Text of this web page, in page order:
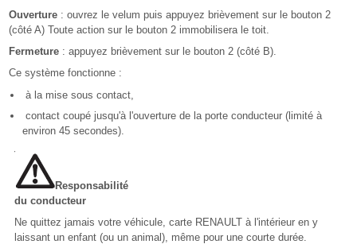
Ouverture : ouvrez le velum puis appuyez brièvement sur le bouton 2
(côté A) Toute action sur le bouton 2 immobilisera le toit.
Fermeture : appuyez brièvement sur le bouton 2 (côté B).
Ce système fonctionne :
à la mise sous contact,
contact coupé jusqu'à l'ouverture de la porte conducteur (limité à
environ 45 secondes).
Responsabilité
du conducteur
Ne quittez jamais votre véhicule, carte RENAULT à l'intérieur en y
laissant un enfant (ou un animal), même pour une courte durée.